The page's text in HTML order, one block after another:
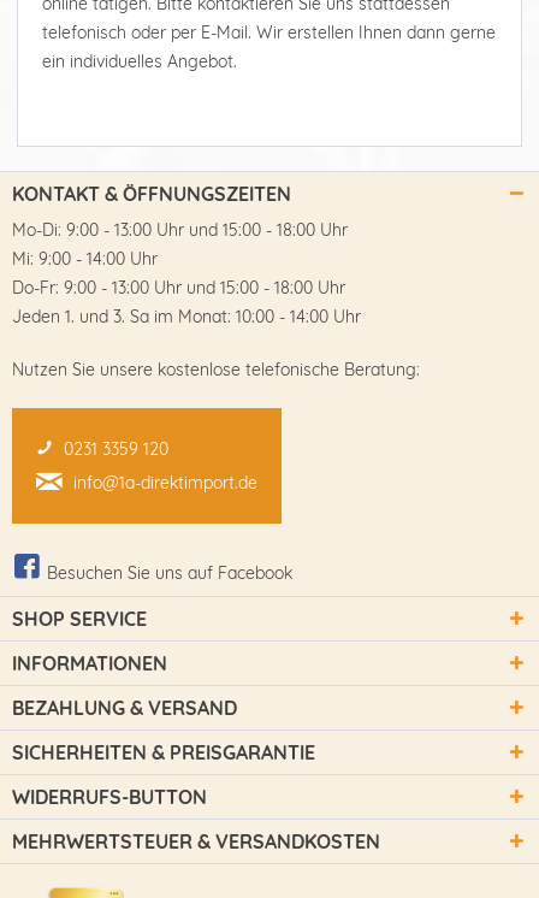
telefonisch oder per E-Mail. Wir erstellen Ihnen dann gerne
ein individuelles Angebot.
KONTAKT & ÖFFNUNGSZEITEN
Mo-Di: 9:00 - 13:00 Uhr und 15:00 - 18:00 Uhr
Mi: 9:00 - 14:00 Uhr
Do-Fr: 9:00 - 13:00 Uhr und 15:00 - 18:00 Uhr
Jeden 1. und 3. Sa im Monat: 10:00 - 14:00 Uhr
Nutzen Sie unsere kostenlose telefonische Beratung:
0231 3359 120
info@1a-direktimport.de
Besuchen Sie uns auf Facebook
SHOP SERVICE
INFORMATIONEN
BEZAHLUNG & VERSAND
SICHERHEITEN & PREISGARANTIE
WIDERRUFS-BUTTON
MEHRWERTSTEUER & VERSANDKOSTEN